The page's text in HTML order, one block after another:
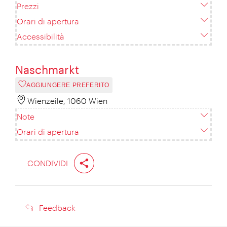
Prezzi
Orari di apertura
Accessibilità
Naschmarkt
AGGIUNGERE PREFERITO
Wienzeile, 1060 Wien
Note
Orari di apertura
CONDIVIDI
Feedback
Feedback